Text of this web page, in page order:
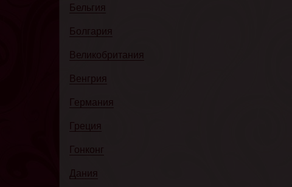
Бельгия
Болгария
Великобритания
Венгрия
Германия
Греция
Гонконг
Дания